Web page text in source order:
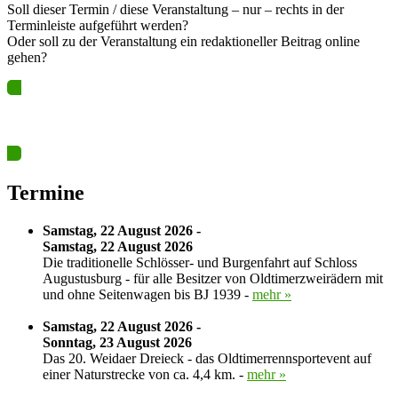
Soll dieser Termin / diese Veranstaltung – nur – rechts in der
Terminleiste aufgeführt werden?
Oder soll zu der Veranstaltung ein redaktioneller Beitrag online
gehen?
Termine
Samstag, 22 August 2026 -
Samstag, 22 August 2026
Die traditionelle Schlösser- und Burgenfahrt auf Schloss
Augustusburg - für alle Besitzer von Oldtimerzweirädern mit
und ohne Seitenwagen bis BJ 1939 - mehr »
Samstag, 22 August 2026 -
Sonntag, 23 August 2026
Das 20. Weidaer Dreieck - das Oldtimerrennsportevent auf
einer Naturstrecke von ca. 4,4 km. - mehr »